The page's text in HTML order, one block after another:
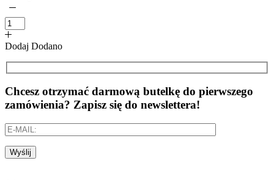
Dodaj Dodano
Chcesz otrzymać darmową butelkę do pierwszego
zamówienia? Zapisz się do newslettera!
Wyślij